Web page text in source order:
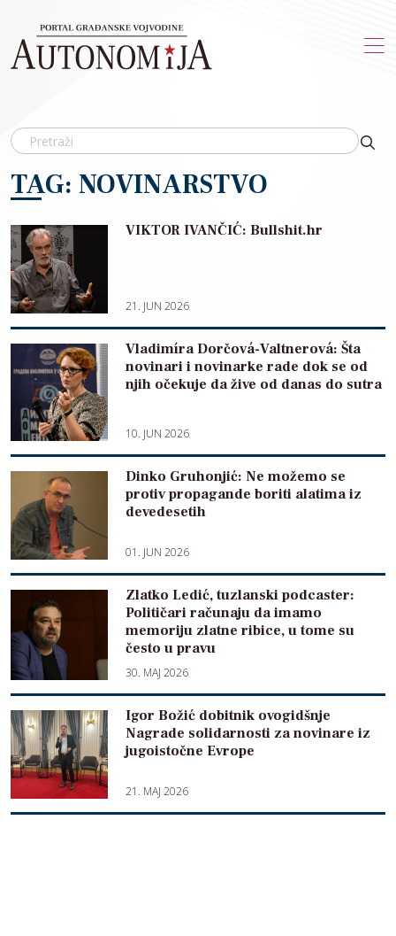
TAG: NOVINARSTVO
VIKTOR IVANČIĆ: Bullshit.hr
21. JUN 2026
Vladimíra Dorčová-Valtnerová: Šta
novinari i novinarke rade dok se od
njih očekuje da žive od danas do sutra
10. JUN 2026
Dinko Gruhonjić: Ne možemo se
protiv propagande boriti alatima iz
devedesetih
01. JUN 2026
Zlatko Ledić, tuzlanski podcaster:
Političari računaju da imamo
memoriju zlatne ribice, u tome su
često u pravu
30. MAJ 2026
Igor Božić dobitnik ovogidšnje
Nagrade solidarnosti za novinare iz
jugoistočne Evrope
21. MAJ 2026